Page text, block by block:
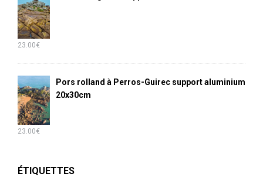
23.00€
Pors rolland à Perros-Guirec support aluminium
20x30cm
23.00€
ÉTIQUETTES